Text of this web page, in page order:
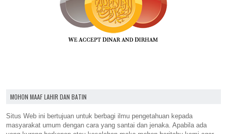
MOHON MAAF LAHIR DAN BATIN
Situs Web ini bertujuan untuk berbagi ilmu pengetahuan kepada
masyarakat umum dengan cara yang santai dan jenaka. Apabila ada